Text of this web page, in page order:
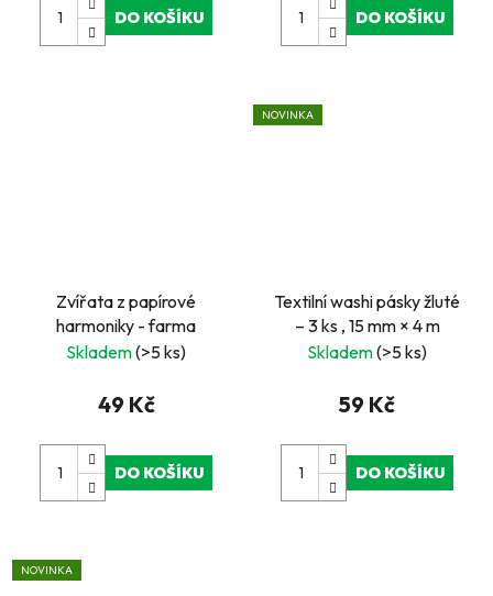
DO KOŠÍKU DO KOŠÍKU
Zvířata z papírové
harmoniky - farma
Skladem(>5 ks)
49 Kč
DO KOŠÍKU
NOVINKA
Textilní washi pásky žluté
– 3 ks , 15 mm × 4 m
Skladem(>5 ks)
59 Kč
DO KOŠÍKU
NOVINKA